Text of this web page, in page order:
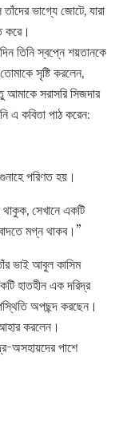
ভাগ্যে জোটে, যারা
করে।
তিনি স্বপ্নে শয়তানকে
সৃষ্টি করলেন,
সরাসরি সিজদার
এ কবিতা পাঠ করেন:
পরিণত হয়।
সেখানে একটি
মগ্ন থাকব।”
ভাই আবুল কাসিম
হাতহীন এক দরিদ্র
অপছন্দ করছেন।
করলেন।
অসহায়দের পাশে